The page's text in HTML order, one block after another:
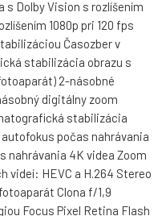
s Dolby Vision s rozlíšením
1080p pri 120 fps
Časozber v
stabilizácia obrazu s
2-násobné
digitálny zoom
stabilizácia
počas nahrávania
nahrávania 4K videa Zoom
videí: HEVC a H.264 Stereo
fotoaparát Clona f/1,9
Focus Pixel Retina Flash